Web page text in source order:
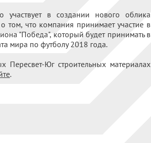
участвует в создании нового облика
о том, что компания принимает участие в
"Победа", который будет принимать в
мира по футболу 2018 года.
Пересвет-Юг строительных материалах
.